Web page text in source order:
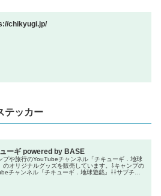
chikyugi.jp/
テッカー
ーギ powered by BASE
プや旅行のYouTubeチャンネル「チキューギ．地球
のオリジナルグッズを販売しています。⇩キャンプの
チャンネル『チキューギ．地球遊戯』⇩⇩サブチャ